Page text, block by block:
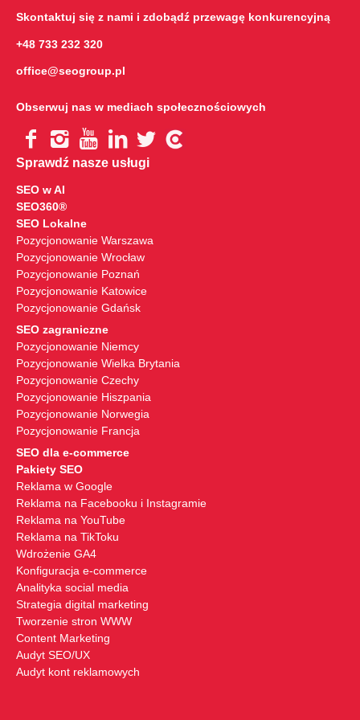
Skontaktuj się z nami i zdobądź przewagę konkurencyjną
+48 733 232 320
office@seogroup.pl
Obserwuj nas w mediach społecznościowych
Sprawdź nasze usługi
SEO w AI
SEO360®
SEO Lokalne
Pozycjonowanie Warszawa
Pozycjonowanie Wrocław
Pozycjonowanie Poznań
Pozycjonowanie Katowice
Pozycjonowanie Gdańsk
SEO zagraniczne
Pozycjonowanie Niemcy
Pozycjonowanie Wielka Brytania
Pozycjonowanie Czechy
Pozycjonowanie Hiszpania
Pozycjonowanie Norwegia
Pozycjonowanie Francja
SEO dla e-commerce
Pakiety SEO
Reklama w Google
Reklama na Facebooku i Instagramie
Reklama na YouTube
Reklama na TikToku
Wdrożenie GA4
Konfiguracja e-commerce
Analityka social media
Strategia digital marketing
Tworzenie stron WWW
Content Marketing
Audyt SEO/UX
Audyt kont reklamowych